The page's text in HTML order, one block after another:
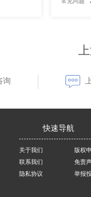
询
快速导航
关于我们
联系我们
隐私协议
版权
免责
举报